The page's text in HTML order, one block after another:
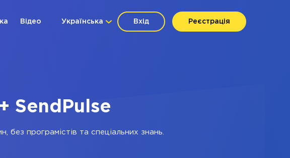
Вхід Реєстрація
Українська
Відео
SendPulse
без програмістів та спеціальних знань.